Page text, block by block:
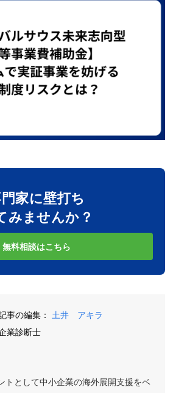
家に壁打ち
みませんか？
無料相談はこちら
事の編集： 土井 アキラ
業診断士
トとして中小企業の海外展開支援をベ